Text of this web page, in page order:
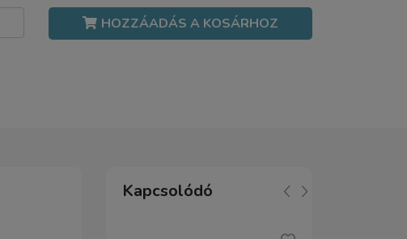
HOZZÁADÁS A KOSÁRHOZ
Kapcsolódó